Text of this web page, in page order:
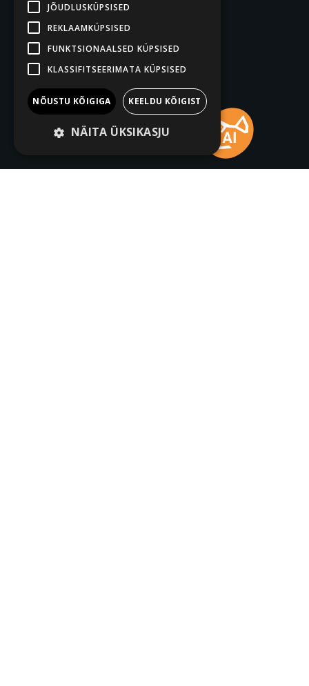
JÕUDLUSKÜPSISED
REKLAAMKÜPSISED
FUNKTSIONAALSED KÜPSISED
KLASSIFITSEERIMATA KÜPSISED
NÕUSTU KÕIGIGA KEELDU KÕIGIST
NÄITA ÜKSIKASJU